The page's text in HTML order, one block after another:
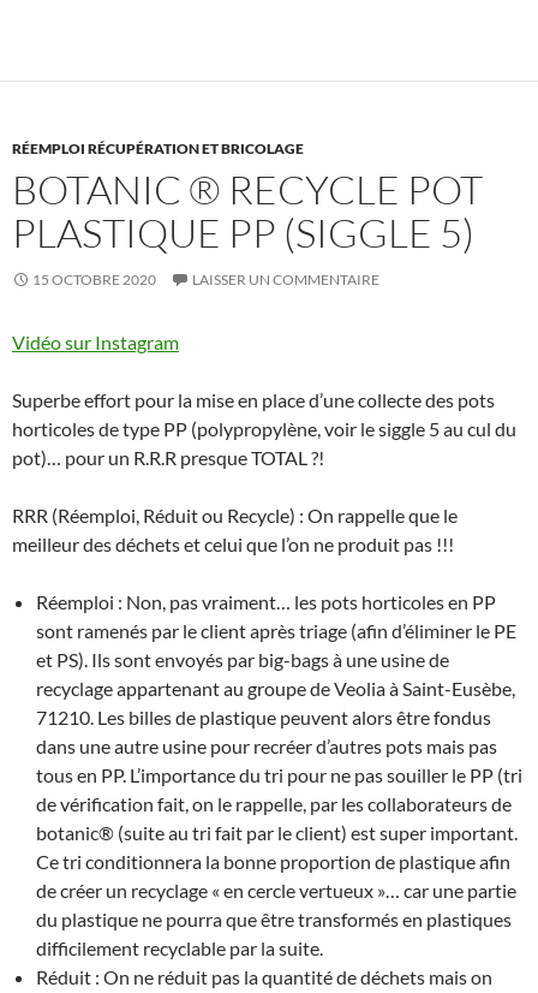
RÉEMPLOI RÉCUPÉRATION ET BRICOLAGE
BOTANIC ® RECYCLE POT
PLASTIQUE PP (SIGGLE 5)
15 OCTOBRE 2020 LAISSER UN COMMENTAIRE
Vidéo sur Instagram
Superbe effort pour la mise en place d’une collecte des pots
horticoles de type PP (polypropylène, voir le siggle 5 au cul du
pot)… pour un R.R.R presque TOTAL ?!
RRR (Réemploi, Réduit ou Recycle) : On rappelle que le
meilleur des déchets et celui que l’on ne produit pas !!!
Réemploi : Non, pas vraiment… les pots horticoles en PP
sont ramenés par le client après triage (afin d’éliminer le PE
et PS). Ils sont envoyés par big-bags à une usine de
recyclage appartenant au groupe de Veolia à Saint-Eusèbe,
71210. Les billes de plastique peuvent alors être fondus
dans une autre usine pour recréer d’autres pots mais pas
tous en PP. L’importance du tri pour ne pas souiller le PP (tri
de vérification fait, on le rappelle, par les collaborateurs de
botanic® (suite au tri fait par le client) est super important.
Ce tri conditionnera la bonne proportion de plastique afin
de créer un recyclage « en cercle vertueux »… car une partie
du plastique ne pourra que être transformés en plastiques
difficilement recyclable par la suite.
Réduit : On ne réduit pas la quantité de déchets mais on